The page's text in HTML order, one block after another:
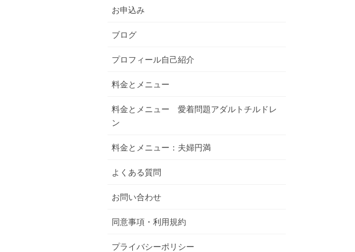
お申込み
ブログ
プロフィール自己紹介
料金とメニュー
料金とメニュー 愛着問題アダルトチルドレ
ン
料金とメニュー：夫婦円満
よくある質問
お問い合わせ
同意事項・利用規約
プライバシーポリシー